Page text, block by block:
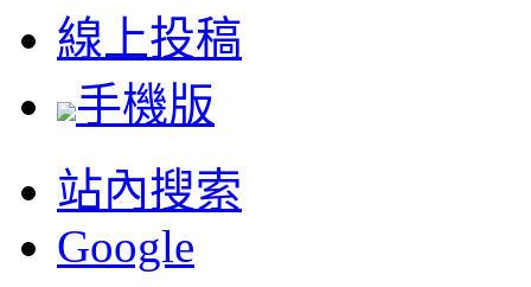
線上投稿
手機版
站內搜索
Google